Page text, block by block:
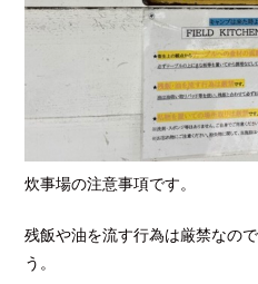
炊事場の注意事項です。
残飯や油を流す行為は厳禁なの
う。